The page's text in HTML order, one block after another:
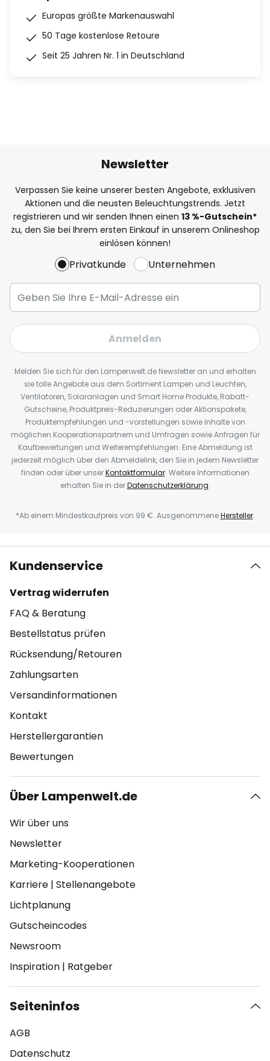
Europas größte Markenauswahl
50 Tage kostenlose Retoure
Seit 25 Jahren Nr. 1 in Deutschland
Newsletter
Verpassen Sie keine unserer besten Angebote, exklusiven
Aktionen und die neusten Beleuchtungstrends. Jetzt
registrieren und wir senden Ihnen einen 13 %-Gutschein*
zu, den Sie bei Ihrem ersten Einkauf in unserem Onlineshop
einlösen können!
Privatkunde Unternehmen
Anmelden
Melden Sie sich für den Lampenwelt.de Newsletter an und erhalten
sie tolle Angebote aus dem Sortiment Lampen und Leuchten,
Ventilatoren, Solaranlagen und Smart Home Produkte, Rabatt-
Gutscheine, Produktpreis-Reduzierungen oder Aktionspakete,
Produktempfehlungen und -vorstellungen sowie Inhalte von
möglichen Kooperationspartnern und Umfragen sowie Anfragen für
Kaufbewertungen und Weiterempfehlungen. Eine Abmeldung ist
jederzeit möglich über den Abmeldelink, den Sie in jedem Newsletter
finden oder über unserKontaktformular. Weitere Informationen
erhalten Sie in derDatenschutzerklärung.
*Ab einem Mindestkaufpreis von 99 €. AusgenommeneHersteller.
Kundenservice
Vertrag widerrufen
FAQ & Beratung
Bestellstatus prüfen
Rücksendung/Retouren
Zahlungsarten
Versandinformationen
Kontakt
Herstellergarantien
Bewertungen
Über Lampenwelt.de
Wir über uns
Newsletter
Marketing-Kooperationen
Karriere | Stellenangebote
Lichtplanung
Gutscheincodes
Newsroom
Inspiration | Ratgeber
Seiteninfos
AGB
Datenschutz